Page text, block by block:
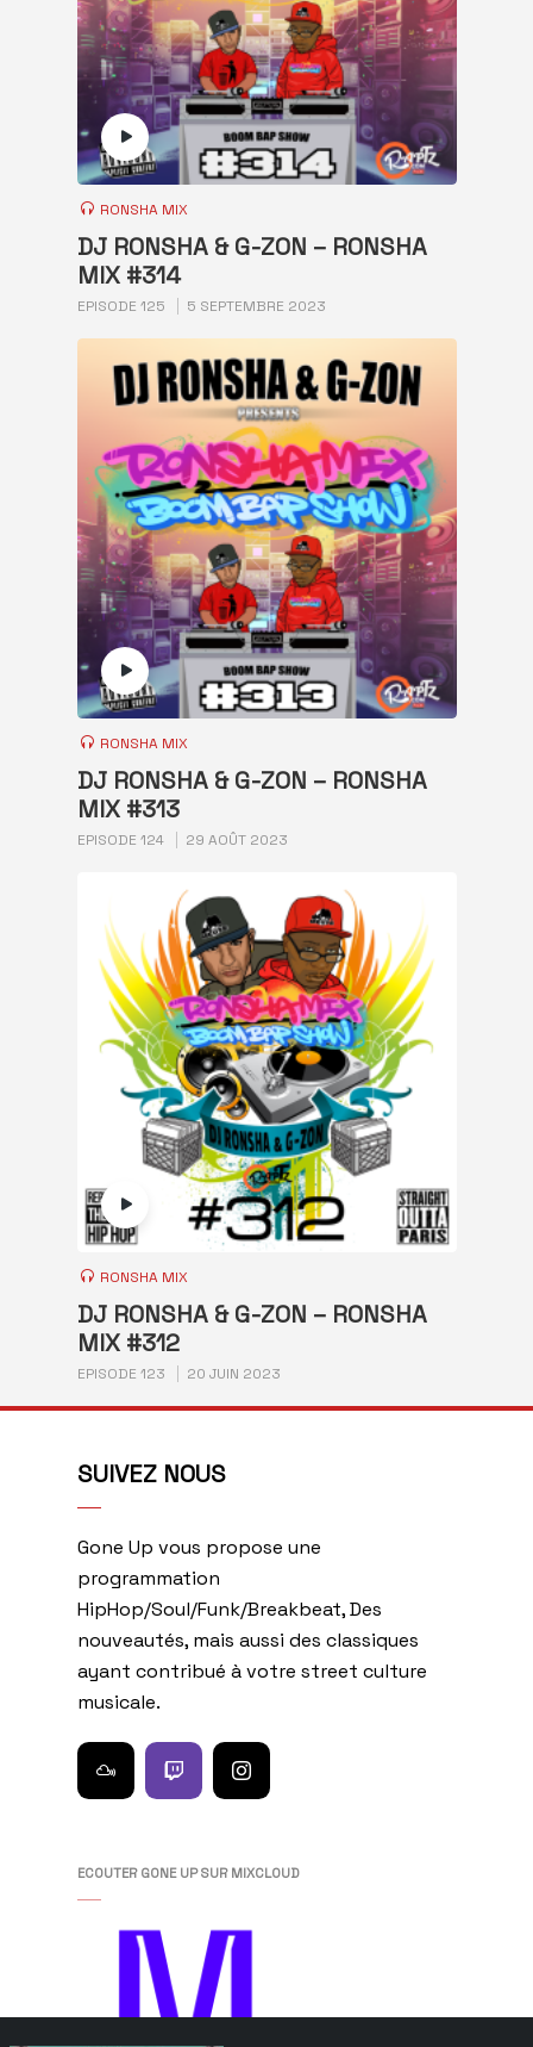
RONSHA MIX
DJ RONSHA & G-ZON – RONSHA
MIX #314
EPISODE 125 5 SEPTEMBRE 2023
RONSHA MIX
DJ RONSHA & G-ZON – RONSHA
MIX #313
EPISODE 124 29 AOÛT 2023
RONSHA MIX
DJ RONSHA & G-ZON – RONSHA
MIX #312
EPISODE 123 20 JUIN 2023
SUIVEZ NOUS
Gone Up vous propose une
programmation
HipHop/Soul/Funk/Breakbeat, Des
nouveautés, mais aussi des classiques
ayant contribué à votre street culture
musicale.
ECOUTER GONE UP SUR MIXCLOUD